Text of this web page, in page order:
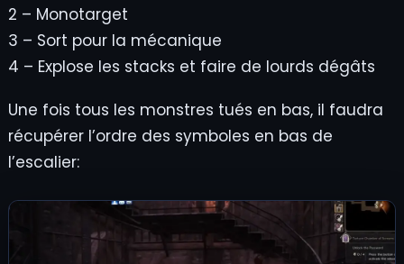
2 – Monotarget
3 – Sort pour la mécanique
4 – Explose les stacks et faire de lourds dégâts
Une fois tous les monstres tués en bas, il faudra
récupérer l’ordre des symboles en bas de
l’escalier: